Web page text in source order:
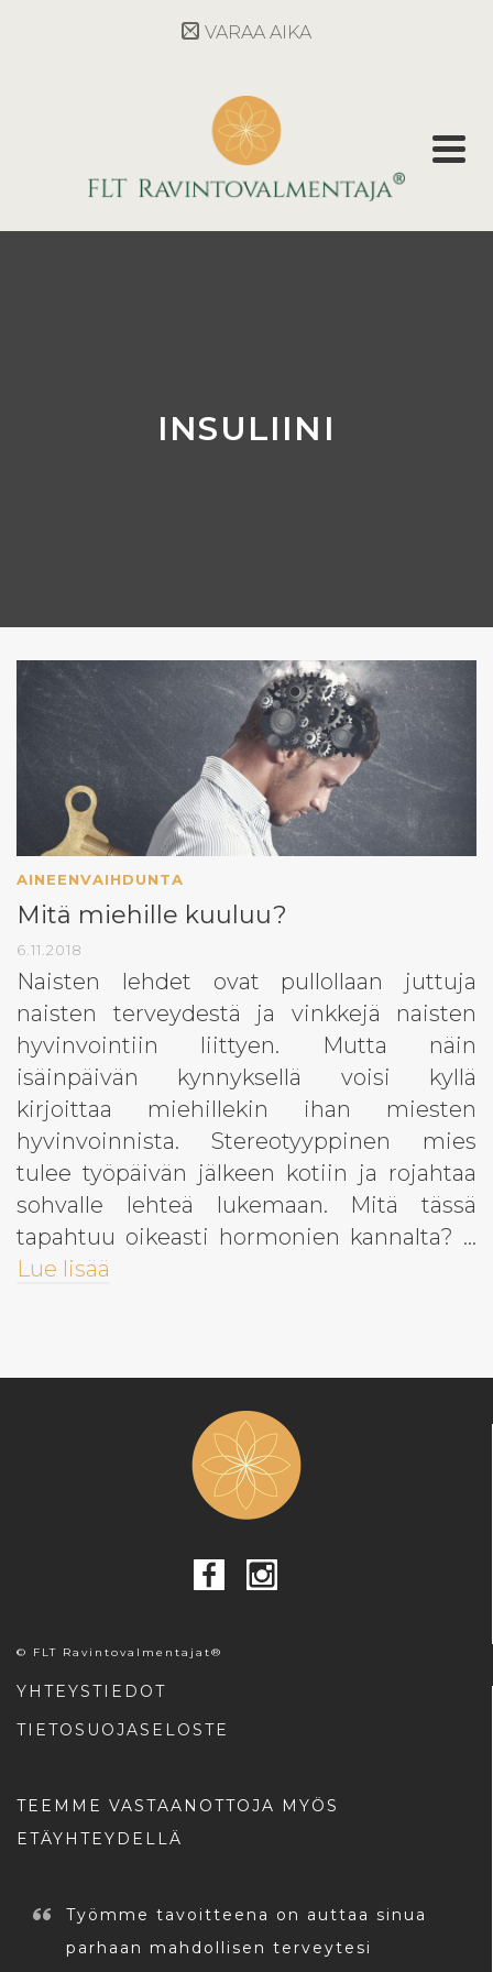
VARAA AIKA
INSULIINI
AINEENVAIHDUNTA
Mitä miehille kuuluu?
6.11.2018
Naisten lehdet ovat pullollaan juttuja
naisten terveydestä ja vinkkejä naisten
hyvinvointiin liittyen. Mutta näin
isäinpäivän kynnyksellä voisi kyllä
kirjoittaa miehillekin ihan miesten
hyvinvoinnista. Stereotyyppinen mies
tulee työpäivän jälkeen kotiin ja rojahtaa
sohvalle lehteä lukemaan. Mitä tässä
tapahtuu oikeasti hormonien kannalta? …
Lue lisää
© FLT Ravintovalmentajat®
YHTEYSTIEDOT
TIETOSUOJASELOSTE
TEEMME VASTAANOTTOJA MYÖS
ETÄYHTEYDELLÄ
Työmme tavoitteena on auttaa sinua
parhaan mahdollisen terveytesi